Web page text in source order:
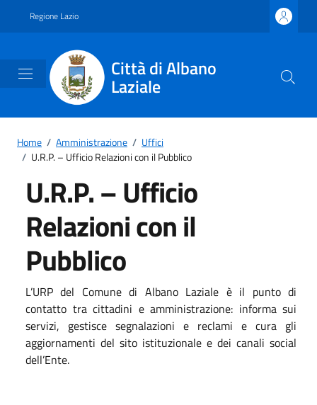
Regione Lazio
Città di Albano
Laziale
Home / Amministrazione / Uffici
/ U.R.P. – Ufficio Relazioni con il Pubblico
U.R.P. – Ufficio
Relazioni con il
Pubblico
L’URP del Comune di Albano Laziale è il punto di
contatto tra cittadini e amministrazione: informa sui
servizi, gestisce segnalazioni e reclami e cura gli
aggiornamenti del sito istituzionale e dei canali social
dell’Ente.